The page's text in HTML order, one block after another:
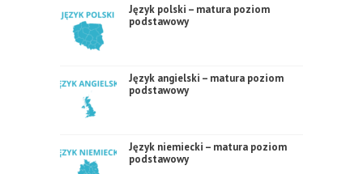
Język polski – matura poziom
podstawowy
Język angielski – matura poziom
podstawowy
Język niemiecki – matura poziom
podstawowy